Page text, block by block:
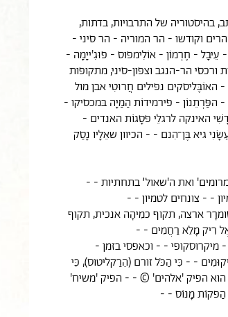
בהיסטוריה של התרבויות, בדתות,
וקודשו - הר המוריה - הר סיני -
- חֶרְמוֹן - אוֹלִימפוס - פוּגִ'ייָמָה -
הר-הנגב וצפון-סיני, מתקופות
נפילים חֲרוּטִי אבן מול
הפַּרְתֵנוֹן - פירמידוֹת הַמַיָה בּמכסיקו -
האינקה לרגלֵי פּסָגוֹת האנדים -
גיא בֶּן־הִנם - - הכיוון שאֵלָיו נָסַק
ואת ה'שאול׳ בתחתיות - -
- - צונחים לטמיון - -
ארצה, תקוף כמִיהָה אנכית, תקוף
אֶל רִיק מָלֵא רַחֲמִים - -
- - וכאפסי בזמן -
- - כִּי הַכֹּל זורם (הֵרַקליטוס), כִּי
הפיק 'אלהים' © - - הפיק 'משיח'
מָנוֹס - -